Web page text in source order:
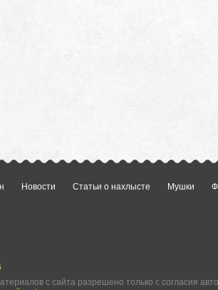
Новости Статьи о нахлысте Мушки
с сайта разрешено только с согласия